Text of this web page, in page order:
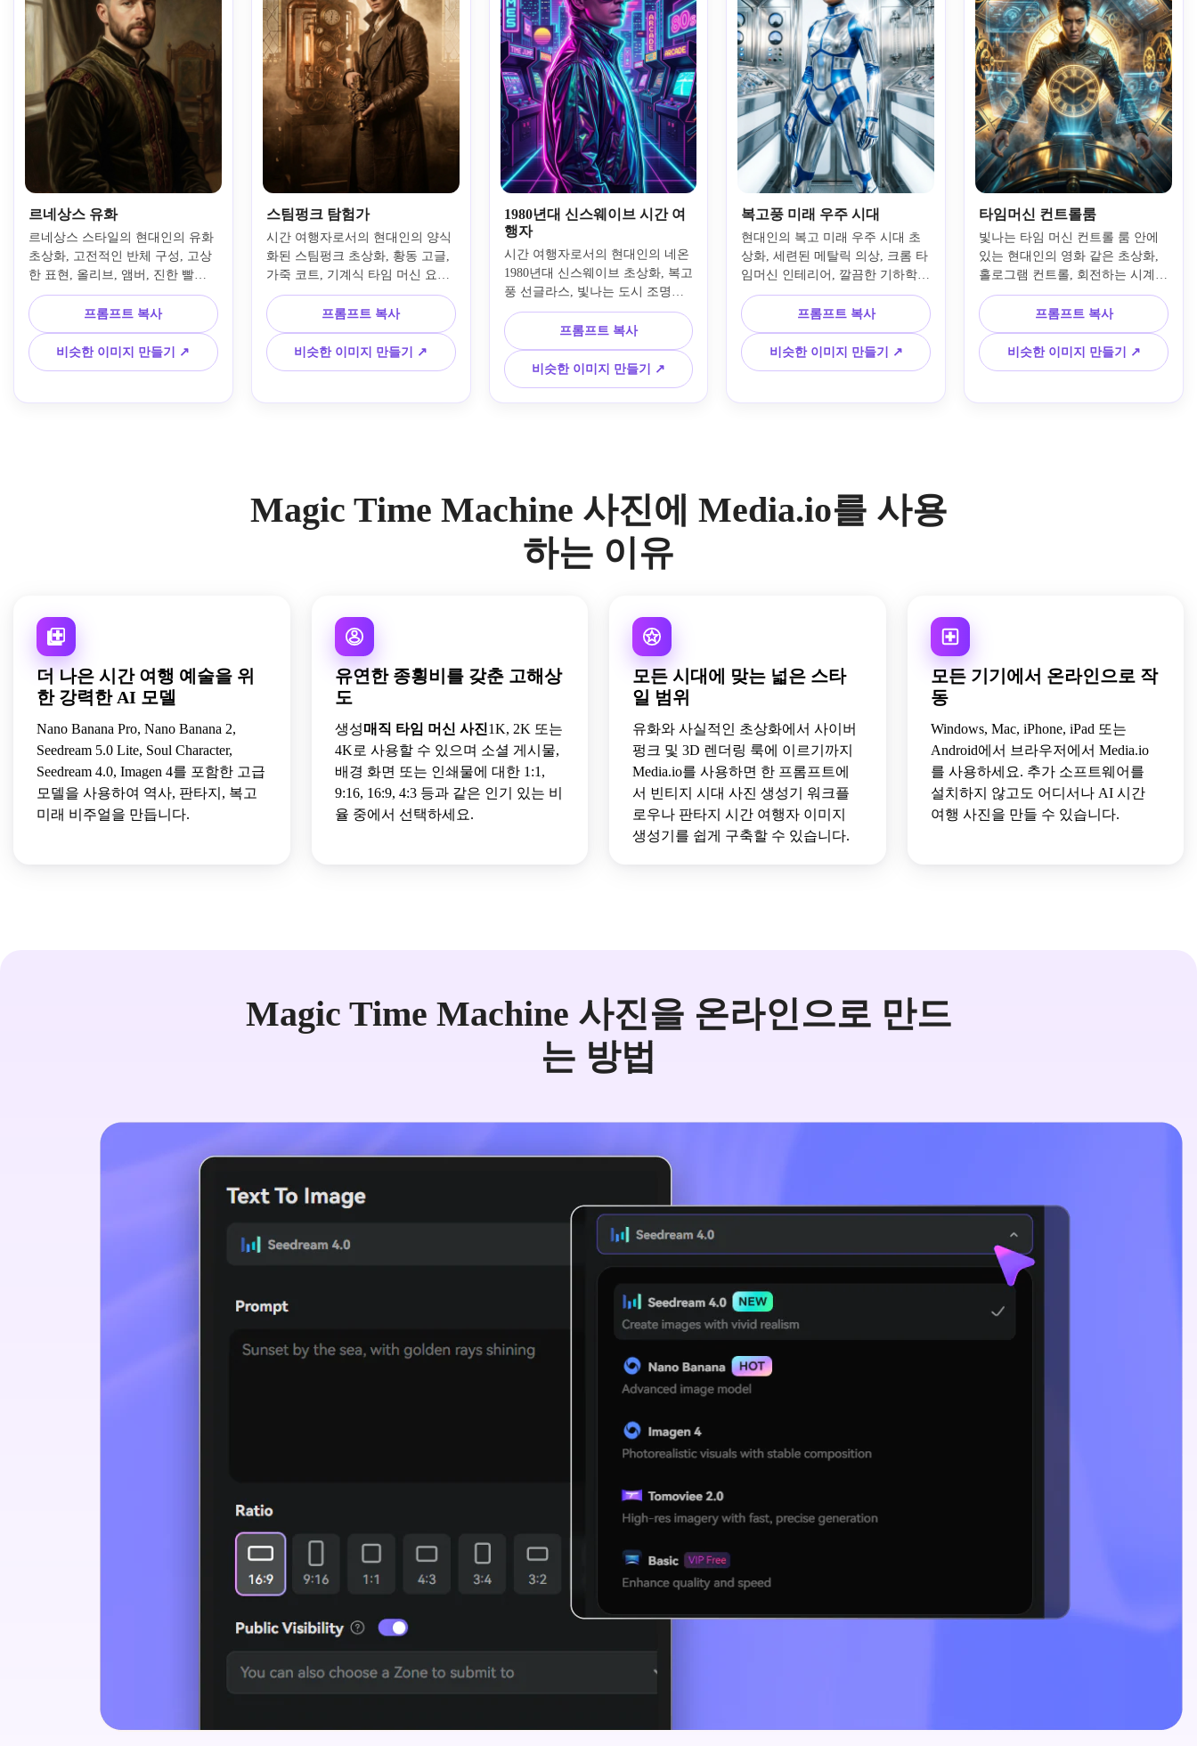
르네상스 유화
르네상스 스타일의 현대인의 유화
초상화, 고전적인 반체 구성, 고상
한 표현, 올리브, 앰버, 진한 빨간
색의 조용한 역사적 팔레트, 부드
러운 창문 조명, 박물관 품질의 붓
작업, 시대에서 영감을 받은 디테
일한 의상, 미묘한 노후 캔버스 질
감, 우아한 배경 깊이, 정통적인 미
디테일.
프롬프트 복사
비슷한 이미지 만들기 ↗
스팀펑크 탐험가
시간 여행자로서의 현대인의 양식
화된 스팀펑크 초상화, 황동 고글,
가죽 코트, 기계식 타임 머신 요소
와 주제를 둘러싼 시계 기어, 영화
같은 안개, 따뜻한 구리와 청동 톤,
빅토리아 공상과학 설정, 극적인
백라이트, 풍부한 질감의 소재, 모
험적인 분위기, 매우 디테일한 복
프롬프트 복사
비슷한 이미지 만들기 ↗
1980년대 신스웨이브 시간 여
행자
시간 여행자로서의 현대인의 네온
1980년대 신스웨이브 초상화, 복고
풍 선글라스, 빛나는 도시 조명과
아케이드에서 영감을 받은 배경,
마젠타와 시안 색상 팔레트, 극적
인 림 조명, 광택 있는 재킷 질감,
영화 같은 포스터 구성, 활기찬 미
래 향수, 대담한 대비, 세련된 디지
털 아트 마감, 소셜 미디어에 적합
프롬프트 복사
비슷한 이미지 만들기 ↗
복고풍 미래 우주 시대
현대인의 복고 미래 우주 시대 초
상화, 세련된 메탈릭 의상, 크롬 타
임머신 인테리어, 깔끔한 기하학적
패널이 있는 중세 공상과학 디자
인, 밝은 드라마틱 조명, 실버, 화
이트, 일렉트릭 블루 팔레트, 세련
된 편집 리얼리즘, 자신감 넘치는
미래 지향적 포즈, 광택 있는 반사
상도 마감.
프롬프트 복사
비슷한 이미지 만들기 ↗
타임머신 컨트롤룸
빛나는 타임 머신 컨트롤 룸 안에
있는 현대인의 영화 같은 초상화,
홀로그램 컨트롤, 회전하는 시계
메커니즘, 일렉트릭 블루와 골드
조명, 반사 금속 패널, 몰입감 있는
공상과학 분위기, 강렬한 집중 표
현, 레이어드된 환경 디테일, 역동
적인 관점, 사실적이면서도 상상력
상도 컨셉 아트 퀄리티.
프롬프트 복사
비슷한 이미지 만들기 ↗
Magic Time Machine 사진에 Media.io를 사용
하는 이유
더 나은 시간 여행 예술을 위
한 강력한 AI 모델
Nano Banana Pro, Nano Banana 2,
Seedream 5.0 Lite, Soul Character,
Seedream 4.0, Imagen 4를 포함한 고급
모델을 사용하여 역사, 판타지, 복고
미래 비주얼을 만듭니다.
유연한 종횡비를 갖춘 고해상
도
생성매직 타임 머신 사진1K, 2K 또는
4K로 사용할 수 있으며 소셜 게시물,
배경 화면 또는 인쇄물에 대한 1:1,
9:16, 16:9, 4:3 등과 같은 인기 있는 비
율 중에서 선택하세요.
모든 시대에 맞는 넓은 스타
일 범위
유화와 사실적인 초상화에서 사이버
펑크 및 3D 렌더링 룩에 이르기까지
Media.io를 사용하면 한 프롬프트에
서 빈티지 시대 사진 생성기 워크플
로우나 판타지 시간 여행자 이미지
생성기를 쉽게 구축할 수 있습니다.
모든 기기에서 온라인으로 작
동
Windows, Mac, iPhone, iPad 또는
Android에서 브라우저에서 Media.io
를 사용하세요. 추가 소프트웨어를
설치하지 않고도 어디서나 AI 시간
여행 사진을 만들 수 있습니다.
Magic Time Machine 사진을 온라인으로 만드
는 방법